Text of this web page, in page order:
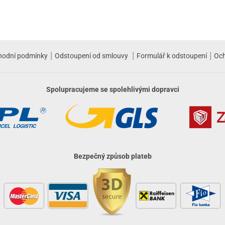
podmínky ┊ Odstoupení od smlouvy ┊ Formulář k odstoupení┊
Spolupracujeme se spolehlivými dopravci
Bezpečný způsob plateb